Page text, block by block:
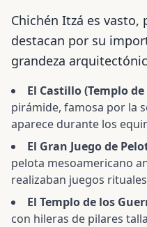
Chichén Itzá es
destacan por su
grandeza
El Castillo (Templo
pirámide, famosa por la
aparece durante los
El Gran Juego de
pelota mesoamericano
realizaban juegos
El Templo de los
con hileras de pilares